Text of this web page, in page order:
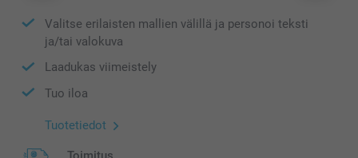
Valitse erilaisten mallien välillä ja personoi teksti
ja/tai valokuva
Laadukas viimeistely
Tuo iloa
Tuotetiedot